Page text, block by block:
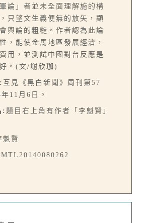
軍論」者並未全面理解施的構
只望文生義便無的放矢，顯
輿論的粗糙。作者認為此論
，能使金馬地區發展經濟，
用，並測試中國對台反應是
。(文/謝欣珈)
互見《黑白新聞》周刊第57
11月6日。
: 題目右上角有作者「李魁賢」
魁賢